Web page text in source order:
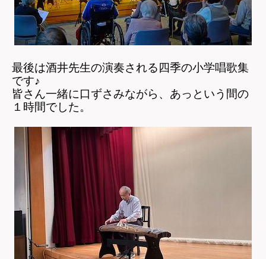
最後は酒井先生の演奏される四季の小学唱歌集
です♪
皆さん一緒に口ずさみながら、あっという間の
１時間でした。